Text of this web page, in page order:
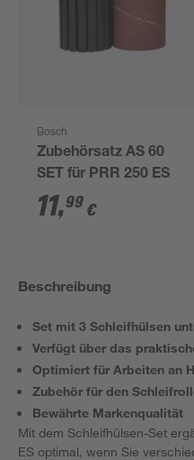
Bosch
Zubehörsatz AS 60
SET für PRR 250 ES
11,99 €
Beschreibung
Set mit 3 Schleifhülsen
Verfügt über das
Optimiert für Arbeiten an
Zubehör für den
Bewährte Markenqualität
Mit dem Schleifhülsen-Set
ES optimal, wenn Sie